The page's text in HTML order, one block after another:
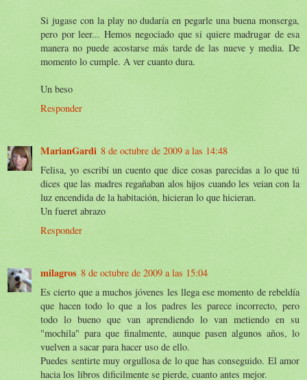
Si jugase con la play no dudaría en pegarle una buena monserga,
pero por leer... Hemos negociado que si quiere madrugar de esa
manera no puede acostarse más tarde de las nueve y media. De
momento lo cumple. A ver cuanto dura.
Un beso
Responder
MarianGardi 8 de octubre de 2009 a las 14:48
Felisa, yo escribí un cuento que dice cosas parecidas a lo que tú
dices que las madres regañaban alos hijos cuando les veian con la
luz encendida de la habitación, hicieran lo que hicieran.
Un fueret abrazo
Responder
milagros 8 de octubre de 2009 a las 15:04
Es cierto que a muchos jóvenes les llega ese momento de rebeldía
que hacen todo lo que a los padres les parece incorrecto, pero
todo lo bueno que van aprendiendo lo van metiendo en su
"mochila" para que finalmente, aunque pasen algunos años, lo
vuelven a sacar para hacer uso de ello.
Puedes sentirte muy orgullosa de lo que has conseguido. El amor
hacia los libros dificilmente se pierde, cuanto antes mejor.